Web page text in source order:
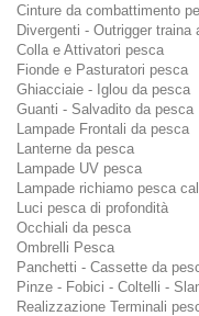
Cinture da combattimento
Divergenti - Outrigger traina
Colla e Attivatori pesca
Fionde e Pasturatori pesca
Ghiacciaie - Iglou da pesca
Guanti - Salvadito da pesca
Lampade Frontali da pesca
Lanterne da pesca
Lampade UV pesca
Lampade richiamo pesca
Luci pesca di profondità
Occhiali da pesca
Ombrelli Pesca
Panchetti - Cassette da
Pinze - Fobici - Coltelli -
Realizzazione Terminali